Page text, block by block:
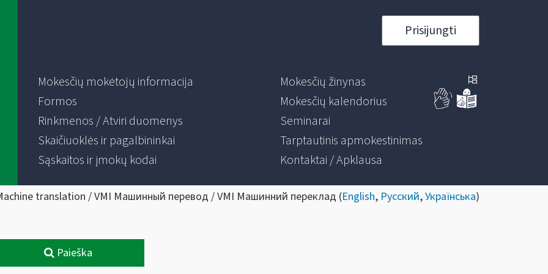
Prisijungti
Mokesčių mokėtojų informacija
Formos
Rinkmenos / Atviri duomenys
Skaičiuoklės ir pagalbininkai
Sąskaitos ir įmokų kodai
Mokesčių žinynas
Mokesčių kalendorius
Seminarai
Tarptautinis apmokestinimas
Kontaktai / Apklausa
translation / VMI Машинный перевод / VMI Машинний переклад (English, Русский,Українська)
Paieška